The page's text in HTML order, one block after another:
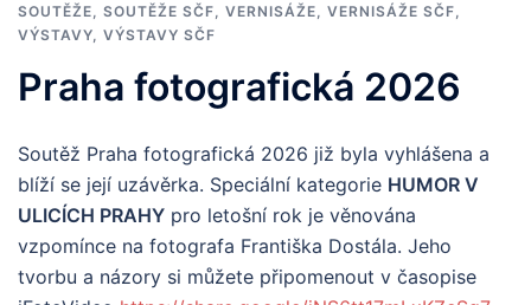
SOUTĚŽE
SOUTĚŽE SČF VERNISÁŽE VERNISÁŽE SČF
VÝSTAVY VÝSTAVY SČF
Praha fotografická 2026
Soutěž Praha fotografická 2026 již byla vyhlášena a
blíží se její uzávěrka. Speciální kategorie HUMOR V
ULICÍCH PRAHY pro letošní rok je věnována
vzpomínce na fotografa Františka Dostála. Jeho
tvorbu a názory si můžete připomenout v časopise